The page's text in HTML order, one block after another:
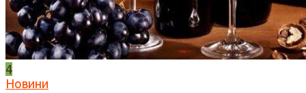
4
Новини